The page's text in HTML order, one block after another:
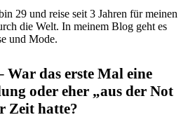
29 und reise seit 3 Jahren für meinen
die Welt. In meinem Blog geht es
und Mode.
War das erste Mal eine
oder eher „aus der Not
Zeit hatte?